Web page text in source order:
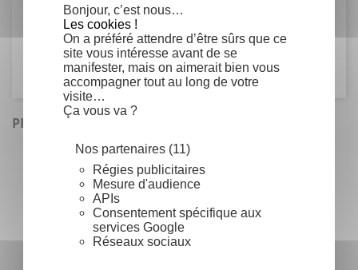
Bonjour, c’est nous…
Les cookies !
On a préféré attendre d’être sûrs que ce
site vous intéresse avant de se
manifester, mais on aimerait bien vous
accompagner tout au long de votre
visite…
Ça vous va ?
Nos partenaires (11)
Régies publicitaires
Mesure d'audience
APIs
Consentement spécifique aux
services Google
Réseaux sociaux
Famille
Fabaceae
PRODUITS SIMILAIRES